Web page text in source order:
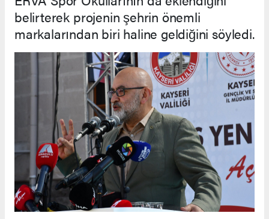
belirterek projenin şehrin önemli
markalarından biri haline geldiğini söyledi.